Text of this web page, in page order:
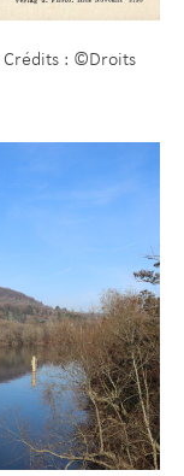
Crédits : ©Droits